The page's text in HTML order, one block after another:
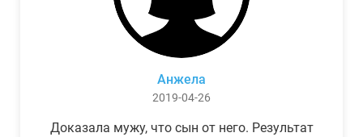
Анжела
2019-04-26
Доказала мужу, что сын от него. Результат